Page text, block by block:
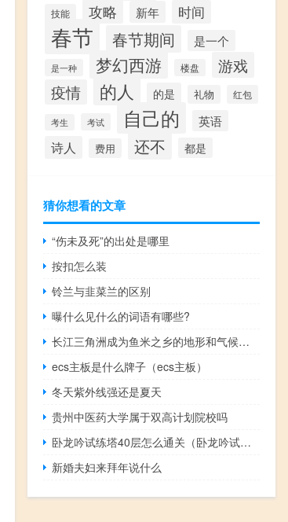
技能 攻略 新年 时间
春节 春节期间 是一个
是一种 梦幻西游 楼盘 游戏
疫情 的人 的是 礼物 红包
考生 考试 自己的 英语
诗人 费用 还不 都是
猜你想看的文章
“伤未及死”的出处是哪里
按扣怎么装
铃兰与韭菜兰的区别
曝什么见什么的词语有哪些?
长江三角洲成为鱼米之乡的地形和气候条件（长江三角洲成为鱼米之乡的自然条件）
ecs主板是什么牌子（ecs主板）
冬天紫外线强还是夏天
贵州中医药大学属于双高计划院校吗
卧龙吟试练塔40层怎么通关（卧龙吟试练塔40层打法介绍）
新婚夫妇来拜年说什么